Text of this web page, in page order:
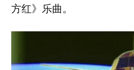
方红》乐曲。‌‌